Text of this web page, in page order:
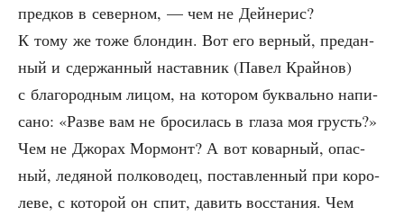
пред­ков в север­ном, — чем не Дей­не­рис?
К тому же тоже блон­дин. Вот его вер­ный, пре­дан­
ный и сдер­жан­ный настав­ник (Павел Край­нов)
с бла­го­род­ным лицом, на кото­ром бук­валь­но напи­
са­но: «Раз­ве вам не бро­си­лась в гла­за моя грусть?»
Чем не Джо­рах Мор­монт? А вот ковар­ный, опас­
ный, ледя­ной пол­ко­во­дец, постав­лен­ный при коро­
ле­ве, с кото­рой он спит, давить вос­ста­ния. Чем